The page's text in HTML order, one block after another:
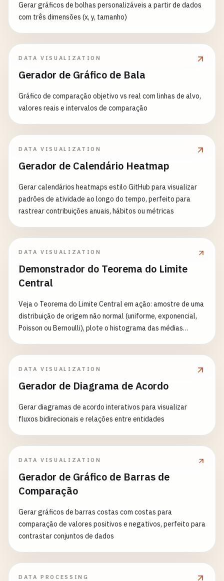
Gerar gráficos de bolhas personalizáveis a partir de dados
com três dimensões (x, y, tamanho)
DATA VISUALIZATION
Gerador de Gráfico de Bala
Gráfico de comparação objetivo vs real com linhas de alvo,
valores reais e intervalos de comparação
DATA VISUALIZATION
Gerador de Calendário Heatmap
Gerar calendários heatmaps estilo GitHub para visualizar
padrões de atividade ao longo do tempo, perfeito para
rastrear contribuições anuais, hábitos ou métricas
DATA VISUALIZATION
Demonstrador do Teorema do Limite
Central
Veja o Teorema do Limite Central em ação: amostre de uma
distribuição de origem não normal (uniforme, exponencial,
Poisson ou Bernoulli), plote o histograma das médias
DATA VISUALIZATION
Gerador de Diagrama de Acordo
Gerar diagramas de acordo interativos para visualizar
fluxos bidirecionais e relações entre entidades
DATA VISUALIZATION
Gerador de Gráfico de Barras de
Comparação
Gerar gráficos de barras costas com costas para
comparação de valores positivos e negativos, perfeito para
contrastar conjuntos de dados
DATA PROCESSING